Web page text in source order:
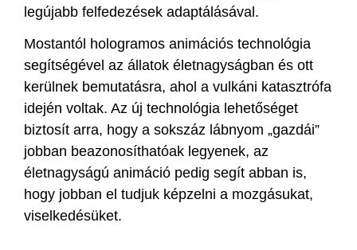
legújabb felfedezések adaptálásával.
Mostantól hologramos animációs technológia
segítségével az állatok életnagyságban és ott
kerülnek bemutatásra, ahol a vulkáni katasztrófa
idején voltak. Az új technológia lehetőséget
biztosít arra, hogy a sokszáz lábnyom „gazdái”
jobban beazonosíthatóak legyenek, az
életnagyságú animáció pedig segít abban is,
hogy jobban el tudjuk képzelni a mozgásukat,
viselkedésüket.